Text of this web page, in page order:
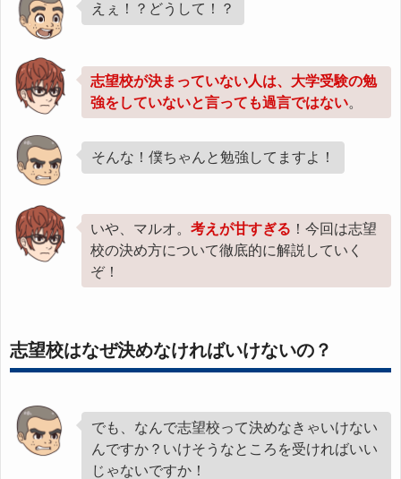
えぇ！？どうして！？
志望校が決まっていない人は、大学受験の勉
強をしていないと言っても過言ではない。
そんな！僕ちゃんと勉強してますよ！
いや、マルオ。 考えが甘すぎる ！今回は志望
校の決め方について徹底的に解説していく
ぞ！
志望校はなぜ決めなければいけないの？
でも、なんで志望校って決めなきゃいけない
んですか？いけそうなところを受ければいい
じゃないですか！